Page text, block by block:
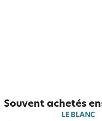
Souvent achetés
LE BLANC